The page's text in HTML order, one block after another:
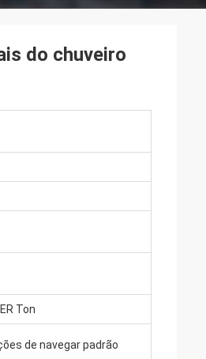
do chuveiro
Ton
de navegar padrão